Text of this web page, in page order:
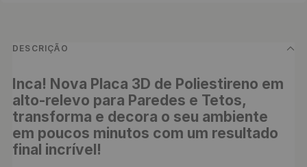
DESCRIÇÃO
Inca! Nova Placa 3D de Poliestireno em
alto-relevo para Paredes e Tetos,
transforma e decora o seu ambiente
em poucos minutos com um resultado
final incrível!